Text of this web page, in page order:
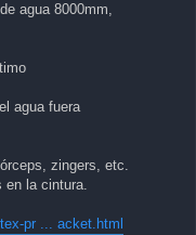
agua 8000mm,
agua fuera
zingers, etc.
en la cintura.
pr ... acket.html